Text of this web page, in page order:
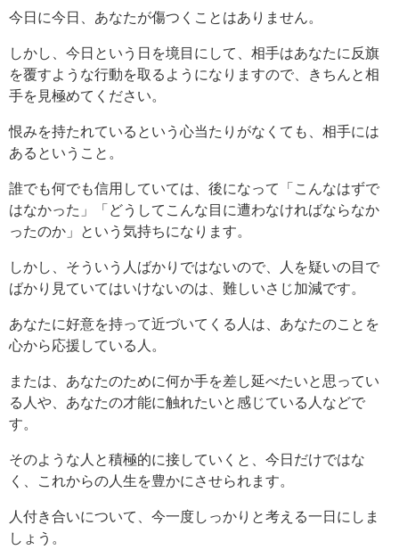
今日に今日、あなたが傷つくことはありません。
しかし、今日という日を境目にして、相手はあなたに反旗
を覆すような行動を取るようになりますので、きちんと相
手を見極めてください。
恨みを持たれているという心当たりがなくても、相手には
あるということ。
誰でも何でも信用していては、後になって「こんなはずで
はなかった」「どうしてこんな目に遭わなければならなか
ったのか」という気持ちになります。
しかし、そういう人ばかりではないので、人を疑いの目で
ばかり見ていてはいけないのは、難しいさじ加減です。
あなたに好意を持って近づいてくる人は、あなたのことを
心から応援している人。
または、あなたのために何か手を差し延べたいと思ってい
る人や、あなたの才能に触れたいと感じている人などで
す。
そのような人と積極的に接していくと、今日だけではな
く、これからの人生を豊かにさせられます。
人付き合いについて、今一度しっかりと考える一日にしま
しょう。